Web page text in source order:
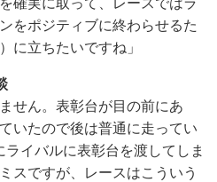
確実に取って、レースではラ
をポジティブに終わらせるた
に立ちたいですね」
せん。表彰台が目の前にあ
いたので後は普通に走ってい
イバルに表彰台を渡してしま
スですが、レースはこういう